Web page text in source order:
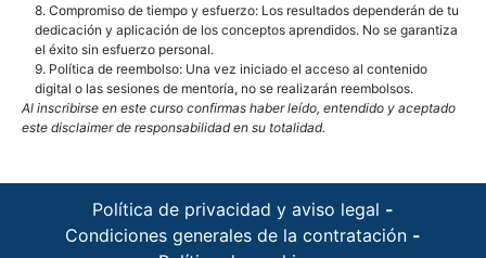
8. Compromiso de tiempo y esfuerzo: Los resultados dependerán de tu
dedicación y aplicación de los conceptos aprendidos. No se garantiza
el éxito sin esfuerzo personal.
9. Política de reembolso: Una vez iniciado el acceso al contenido
digital o las sesiones de mentoría, no se realizarán reembolsos.
Al inscribirse en este curso confirmas haber leído, entendido y aceptado
este disclaimer de responsabilidad en su totalidad.
Política de privacidad y aviso legal -
Condiciones generales de la contratación -